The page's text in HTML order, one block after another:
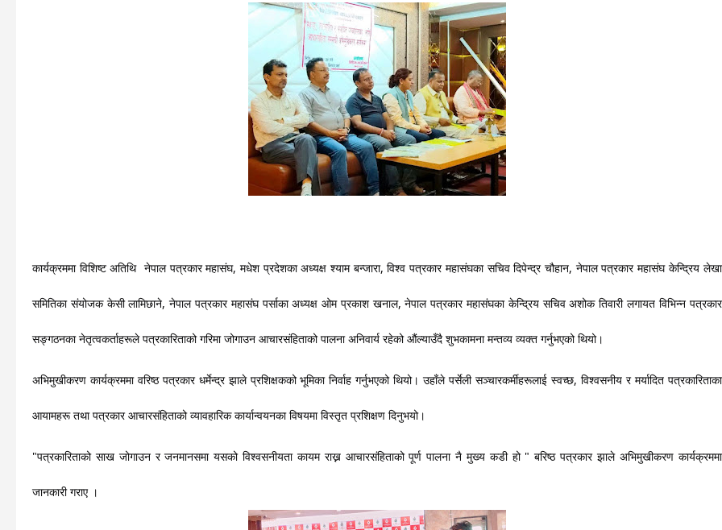
कार्यक्रममा विशिष्ट अतिथि  नेपाल पत्रकार महासंघ, मधेश प्रदेशका अध्यक्ष श्याम बन्जारा, विश्व पत्रकार महासंघका सचिव दिपेन्द्र चौहान, नेपाल पत्रकार महासंघ केन्द्रिय लेखा
समितिका संयोजक केसी लामिछाने, नेपाल पत्रकार महासंघ पर्साका अध्यक्ष ओम प्रकाश खनाल, नेपाल पत्रकार महासंघका केन्द्रिय सचिव अशोक तिवारी लगायत विभिन्न पत्रकार
सङ्गठनका नेतृत्वकर्ताहरूले पत्रकारिताको गरिमा जोगाउन आचारसंहिताको पालना अनिवार्य रहेको औंल्याउँदै शुभकामना मन्तव्य व्यक्त गर्नुभएको थियो।
अभिमुखीकरण कार्यक्रममा वरिष्ठ पत्रकार धर्मेन्द्र झाले प्रशिक्षकको भूमिका निर्वाह गर्नुभएको थियो। उहाँले पर्सेली सञ्चारकर्मीहरूलाई स्वच्छ, विश्वसनीय र मर्यादित पत्रकारिताका
आयामहरू तथा पत्रकार आचारसंहिताको व्यावहारिक कार्यान्वयनका विषयमा विस्तृत प्रशिक्षण दिनुभयो।
"पत्रकारिताको साख जोगाउन र जनमानसमा यसको विश्वसनीयता कायम राख्न आचारसंहिताको पूर्ण पालना नै मुख्य कडी हो " बरिष्ठ पत्रकार झाले अभिमुखीकरण कार्यक्रममा
जानकारी गराए ।